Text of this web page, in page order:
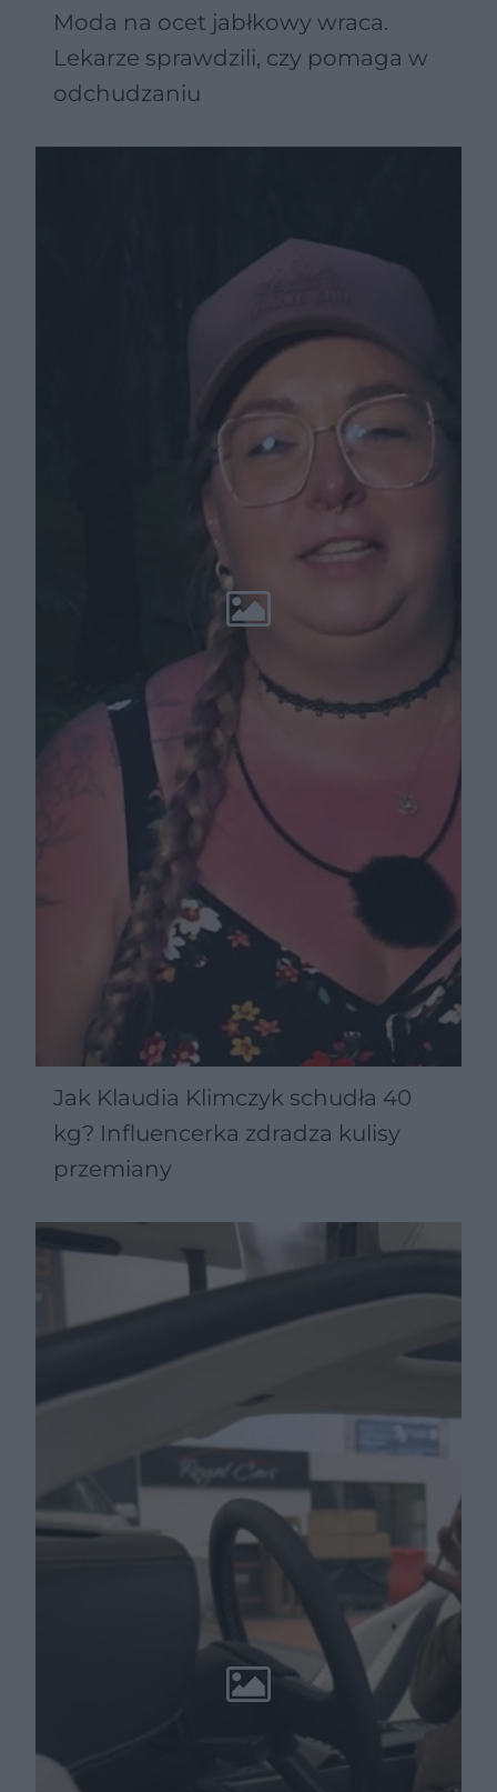
Moda na ocet jabłkowy wraca.
Lekarze sprawdzili, czy pomaga w
odchudzaniu
Jak Klaudia Klimczyk schudła 40
kg? Influencerka zdradza kulisy
przemiany